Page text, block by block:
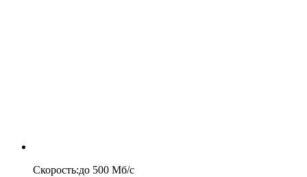
Скорость:до 500 Мб/c